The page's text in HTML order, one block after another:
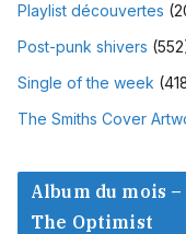
Playlist découvertes
Post-punk shivers
Single of the week
The Smiths Cover
Album du mois
The Optimist